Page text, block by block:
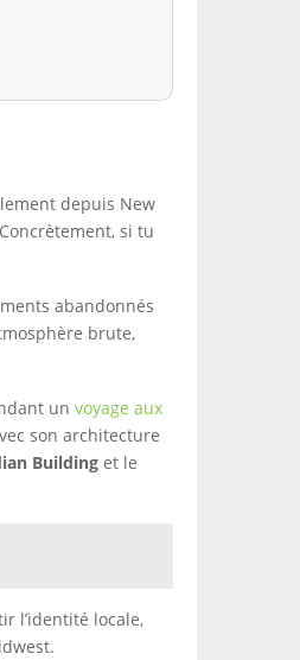
depuis New
si tu
abandonnés
brute,
un voyage aux
son architecture
Building et le
l’identité locale,